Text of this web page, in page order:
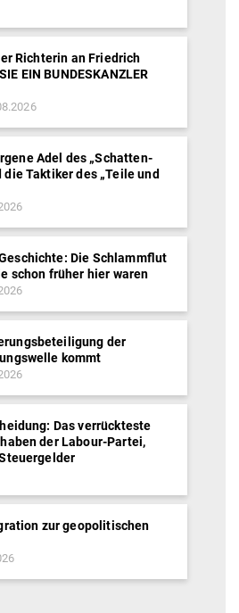
Richterin an Friedrich
EIN BUNDESKANZLER
Adel des „Schatten-
die Taktiker des „Teile und
Die Schlammflut
schon früher hier waren
der
kommt
Das verrückteste
der Labour-Partei,
zur geopolitischen